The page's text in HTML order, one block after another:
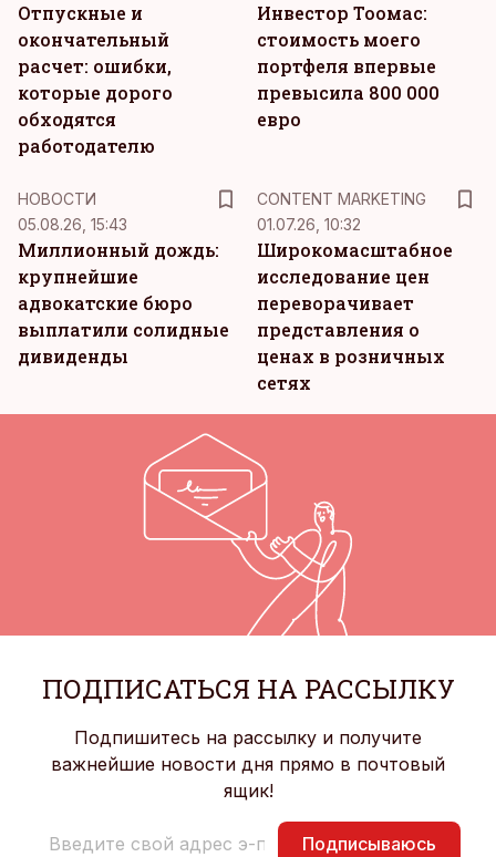
Отпускные и
окончательный
расчет: ошибки,
которые дорого
обходятся
работодателю
Инвестор Тоомас:
стоимость моего
портфеля впервые
превысила 800 000
евро
НОВОСТИ
05.08.26, 15:43
Миллионный дождь:
крупнейшие
адвокатские бюро
выплатили солидные
дивиденды
CONTENT MARKETING
01.07.26, 10:32
Широкомасштабное
исследование цен
переворачивает
представления о
ценах в розничных
сетях
ПОДПИСАТЬСЯ НА РАССЫЛКУ
Подпишитесь на рассылку и получите
важнейшие новости дня прямо в почтовый
ящик!
Подписываюсь